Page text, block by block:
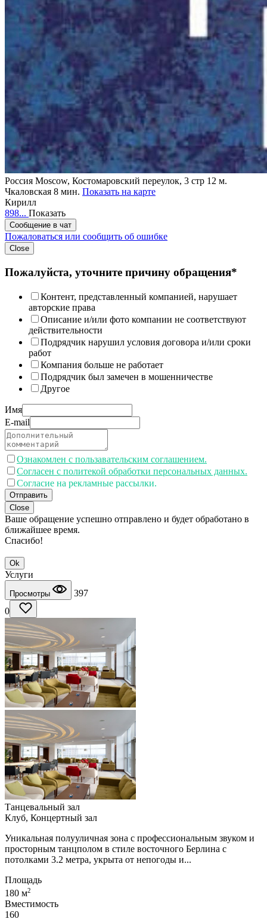
Россия Moscow, Костомаровский переулок, 3 стр 12 м.
Чкаловская 8 мин. Показать на карте
Кирилл
898... Показать
Сообщение в чат
Пожаловаться или сообщить об ошибке
Close
Пожалуйста, уточните причину обращения*
Контент, представленный компанией, нарушает
авторские права
Описание и/или фото компании не соответствуют
действительности
Подрядчик нарушил условия договора и/или сроки
работ
Компания больше не работает
Подрядчик был замечен в мошенничестве
Другое
Имя
E-mail
Ознакомлен с пользавательским соглашением.
Согласен с политекой обработки персональных данных.
Согласие на рекламные рассылки.
Отправить
Close
Ваше обращение успешно отправлено и будет обработано в
ближайшее время.
Спасибо!
Ok
Услуги
Просмотры
397
0
Танцевальный зал
Клуб, Концертный зал
Уникальная полууличная зона с профессиональным звуком и
просторным танцполом в стиле восточного Берлина с
потолками 3.2 метра, укрыта от непогоды и...
Площадь
180 м2
Вместимость
160